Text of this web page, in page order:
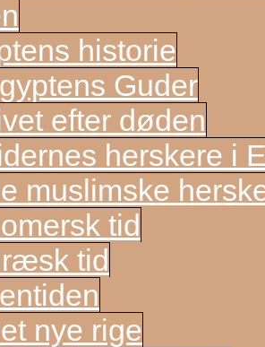
historie
Guder
efter døden
herskere i
muslimske
tid
tid
nye rige